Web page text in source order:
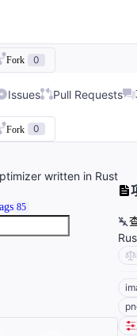
Fork 0
Issues Pull Requests
Fork 0
written in Rust
85